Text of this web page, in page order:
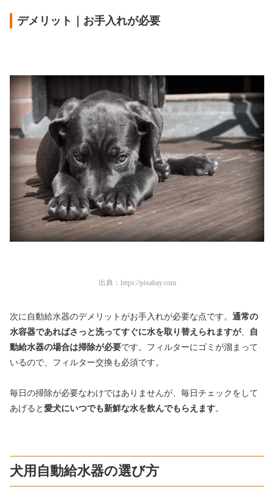
デメリット｜お手入れが必要
出典： https://pixabay.com
次に自動給水器のデメリットがお手入れが必要な点です。 通常の
水容器であればさっと洗ってすぐに水を取り替えられますが、
自
動給水器の場合は掃除が必要です。フィルターにゴミが溜まって
いるので、フィルター交換も必須です。
毎日の掃除が必要なわけではありませんが、毎日チェックをして
あげると 愛犬にいつでも新鮮な水を飲んでもらえます。
犬用自動給水器の選び方